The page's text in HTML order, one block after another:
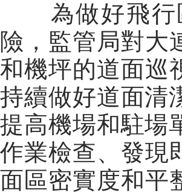
為做好飛行
險，監管局對大
和機坪的道面巡
持續做好道面清
提高機場和駐場
作業檢查、發現
面區密實度和平